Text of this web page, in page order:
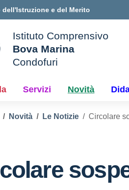
dell'Istruzione e del Merito
Istituto Comprensivo
Bova Marina
Condofuri
Servizi Novità
Novità Le Notizie Circolare